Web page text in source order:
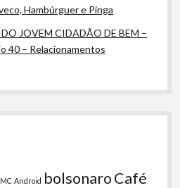
Hambúrguer e Pinga
JOVEM CIDADÃO DE BEM –
40 – Relacionamentos
Android bolsonaroCafé